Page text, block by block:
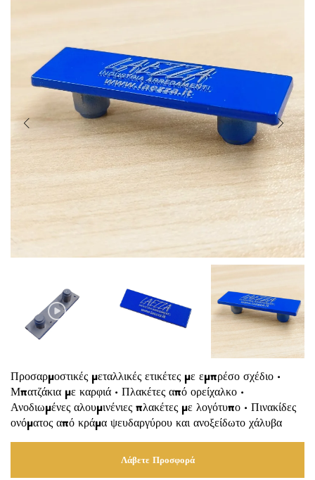
Προσαρμοστικές μεταλλικές ετικέτες με εμπρέσο σχέδιο ·
Μπατζάκια με καρφιά · Πλακέτες από ορείχαλκο ·
Ανοδιωμένες αλουμινένιες πλακέτες με λογότυπο · Πινακίδες
ονόματος από κράμα ψευδαργύρου και ανοξείδωτο χάλυβα
Λάβετε Προσφορά